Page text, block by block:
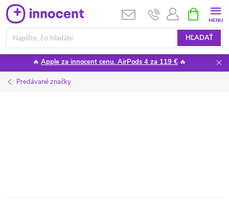
Prejsť
na
obsah
HĽADAŤ
KOŠÍK
🔥 Apple za innocent cenu. AirPods 4 za 119 € 🔥
Predávané značky